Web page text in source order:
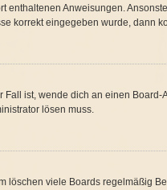
Anweisungen.
korrekt eingegeben wurde, dann
ist, wende dich an einen
lösen muss.
löschen viele Boards regelmäßig